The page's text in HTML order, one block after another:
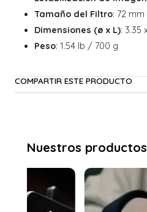
Tamaño del Filtro: 72
Dimensiones (ø x L): 3.35
Peso: 1.54 lb / 700 g
COMPARTIR ESTE PRODUCTO